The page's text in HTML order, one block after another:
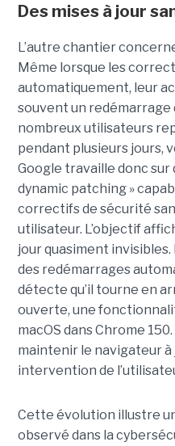
Des mises à jour
L’autre chantier
Même lorsque les
automatiquement, leur
souvent un redémarrage
nombreux utilisateurs
pendant plusieurs jours,
Google travaille donc sur
dynamic patching »
correctifs de sécurité
utilisateur. L’objectif
jour quasiment
des redémarrages
détecte qu’il tourne en
ouverte, une
macOS dans Chrome
maintenir le navigateur
intervention de
Cette évolution illustre
observé dans la